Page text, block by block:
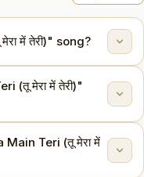
में तेरी)" song?
sung by Asha
(तू मेरा में तेरी)"
Pyar (1969).
Teri (तू मेरा में